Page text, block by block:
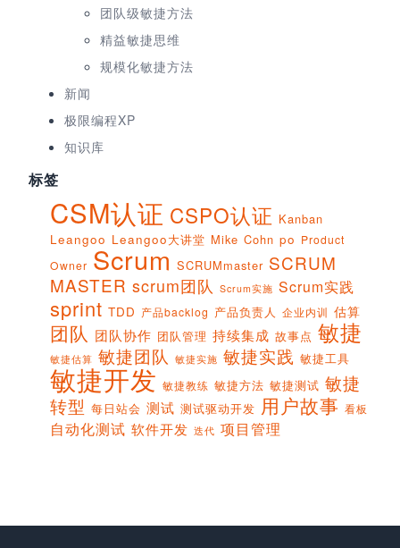
团队级敏捷方法
精益敏捷思维
规模化敏捷方法
新闻
极限编程XP
知识库
标签
CSM认证 CSPO认证 Kanban
Leangoo Leangoo大讲堂 Mike Cohn po Product
Owner Scrum SCRUMmaster SCRUM
MASTER scrum团队 Scrum实施 Scrum实践
sprint TDD 产品backlog 产品负责人 企业内训 估算
团队 团队协作 团队管理 持续集成 故事点 敏捷
敏捷估算 敏捷团队 敏捷实施 敏捷实践 敏捷工具
敏捷开发 敏捷教练 敏捷方法 敏捷测试 敏捷
转型 每日站会 测试 测试驱动开发 用户故事 看板
自动化测试 软件开发 迭代 项目管理